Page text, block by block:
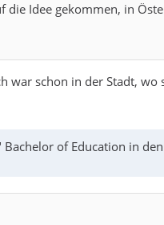
die Idee gekommen, in
war schon in der Stadt,
of Education in